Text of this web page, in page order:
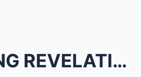
SHOCKING REVELATION! AFTER DECADES ON AIR, “EAT BU...